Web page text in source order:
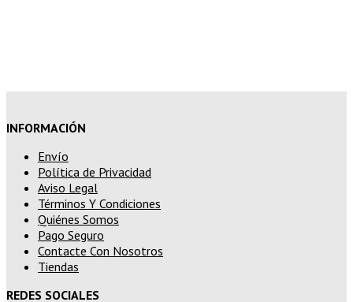
INFORMACIÓN
Envío
Política de Privacidad
Aviso Legal
Términos Y Condiciones
Quiénes Somos
Pago Seguro
Contacte Con Nosotros
Tiendas
REDES SOCIALES